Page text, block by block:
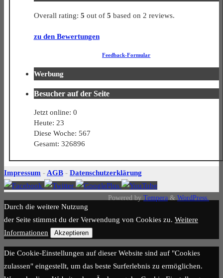
5,0
based
12.345
ratings
Overall rating: 5 out of 5 based on 2 reviews.
zu den Bewertungen
Feedback-Formular
Werbung
Besucher auf der Seite
Jetzt online: 0
Heute: 23
Diese Woche: 567
Gesamt: 326896
Impressum - AGB - Datenschutzerklärung
Powered by Tempera & WordPress.
Durch die weitere Nutzung
der Seite stimmst du der Verwendung von Cookies zu. Weitere
Informationen
Akzeptieren
Die Cookie-Einstellungen auf dieser Website sind auf "Cookies
zulassen" eingestellt, um das beste Surferlebnis zu ermöglichen.